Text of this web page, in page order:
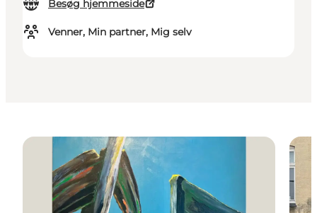
Besøg hjemmeside
Venner, Min partner, Mig selv